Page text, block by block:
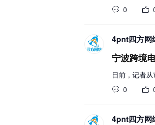
0
4pnt四方网
宁波跨境
日前，记者
0
4pnt四方网